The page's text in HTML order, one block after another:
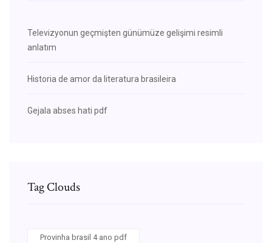
Televizyonun geçmişten günümüze gelişimi resimli
anlatım
Historia de amor da literatura brasileira
Gejala abses hati pdf
Tag Clouds
Provinha brasil 4 ano pdf